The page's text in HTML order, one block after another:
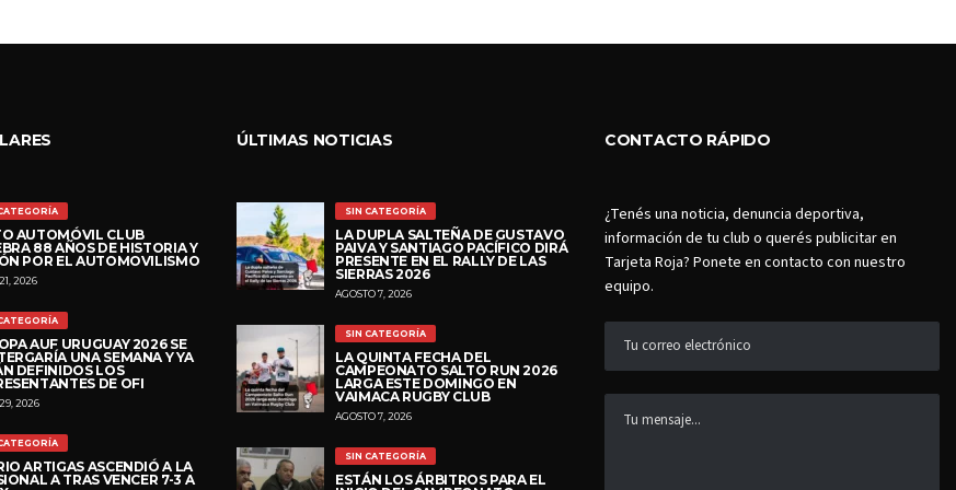
AUTOMÓVIL CLUB
88 AÑOS DE HISTORIA Y
POR EL AUTOMOVILISMO
2026
AUF URUGUAY 2026 SE
UNA SEMANA Y YA
DEFINIDOS LOS
DE OFI
2026
ARTIGAS ASCENDIÓ A LA
A TRAS VENCER 7-3 A
ÚLTIMAS NOTICIAS
SIN CATEGORÍA
LA DUPLA SALTEÑA DE GUSTAVO
PAIVA Y SANTIAGO PACÍFICO DIRÁ
PRESENTE EN EL RALLY DE LAS
SIERRAS 2026
AGOSTO 7, 2026
SIN CATEGORÍA
LA QUINTA FECHA DEL
CAMPEONATO SALTO RUN 2026
LARGA ESTE DOMINGO EN
VAIMACA RUGBY CLUB
AGOSTO 7, 2026
SIN CATEGORÍA
ESTÁN LOS ÁRBITROS PARA EL
CONTACTO RÁPIDO
¿Tenés una noticia, denuncia deportiva,
información de tu club o querés publicitar en
Tarjeta Roja? Ponete en contacto con nuestro
equipo.